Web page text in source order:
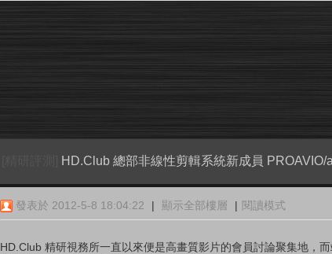
HD.Club 總部非線性剪輯系統新成員
發表於 2012-5-8 18:04:22 | 顯示全部樓層 | 閱讀模式
HD.Club 精研視務所一直以來便是高畫質影片的會員討論聚集地，